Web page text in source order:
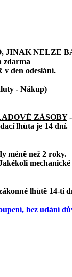
JINAK NELZE
zdarma
den odeslání.
- Nákup)
ZÁSOBY
lhůta je 14 dní.
méně než 2 roky.
lhůtě 14-ti
bez udání